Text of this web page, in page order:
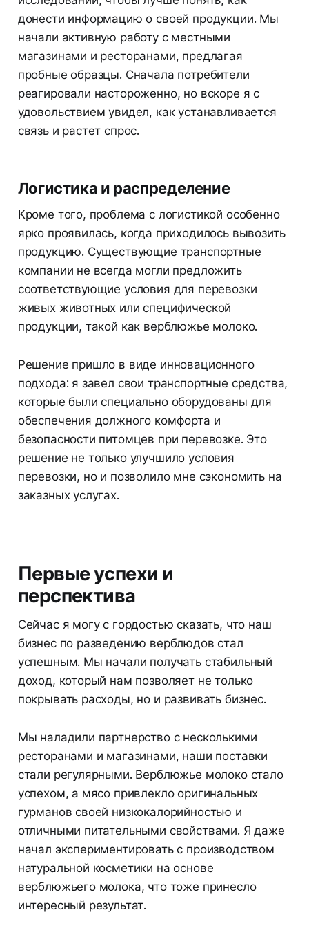
донести информацию о своей продукции. Мы
начали активную работу с местными
магазинами и ресторанами, предлагая
пробные образцы. Сначала потребители
реагировали настороженно, но вскоре я с
удовольствием увидел, как устанавливается
связь и растет спрос.
Логистика и распределение
Кроме того, проблема с логистикой особенно
ярко проявилась, когда приходилось вывозить
продукцию. Существующие транспортные
компании не всегда могли предложить
соответствующие условия для перевозки
живых животных или специфической
продукции, такой как верблюжье молоко.
Решение пришло в виде инновационного
подхода: я завел свои транспортные средства,
которые были специально оборудованы для
обеспечения должного комфорта и
безопасности питомцев при перевозке. Это
решение не только улучшило условия
перевозки, но и позволило мне сэкономить на
заказных услугах.
Первые успехи и
перспектива
Сейчас я могу с гордостью сказать, что наш
бизнес по разведению верблюдов стал
успешным. Мы начали получать стабильный
доход, который нам позволяет не только
покрывать расходы, но и развивать бизнес.
Мы наладили партнерство с несколькими
ресторанами и магазинами, наши поставки
стали регулярными. Верблюжье молоко стало
успехом, а мясо привлекло оригинальных
гурманов своей низкокалорийностью и
отличными питательными свойствами. Я даже
начал экспериментировать с производством
натуральной косметики на основе
верблюжьего молока, что тоже принесло
интересный результат.